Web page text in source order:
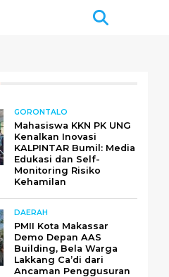
GORONTALO
Mahasiswa KKN PK UNG
Kenalkan Inovasi
KALPINTAR Bumil: Media
Edukasi dan Self-
Monitoring Risiko
Kehamilan
DAERAH
PMII Kota Makassar
Demo Depan AAS
Building, Bela Warga
Lakkang Ca’di dari
Ancaman Penggusuran